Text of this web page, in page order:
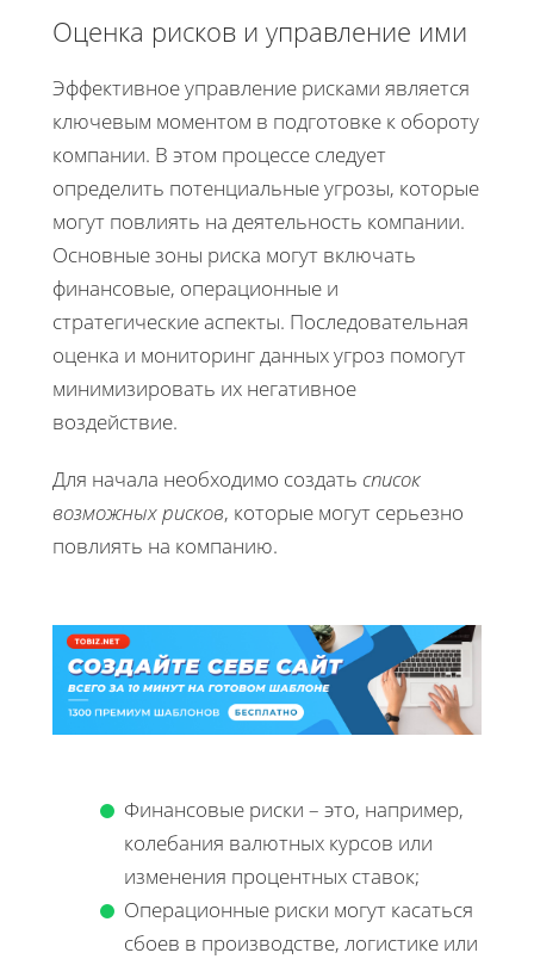
Оценка рисков и управление ими
Эффективное управление рисками является
ключевым моментом в подготовке к обороту
компании. В этом процессе следует
определить потенциальные угрозы, которые
могут повлиять на деятельность компании.
Основные зоны риска могут включать
финансовые, операционные и
стратегические аспекты. Последовательная
оценка и мониторинг данных угроз помогут
минимизировать их негативное
воздействие.
Для начала необходимо создать список
возможных рисков, которые могут серьезно
повлиять на компанию.
Финансовые риски – это, например,
колебания валютных курсов или
изменения процентных ставок;
Операционные риски могут касаться
сбоев в производстве, логистике или